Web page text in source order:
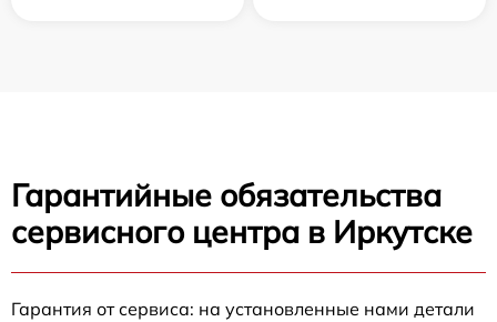
Гарантийные обязательства
сервисного центра в Иркутске
Гарантия от сервиса: на установленные нами детали